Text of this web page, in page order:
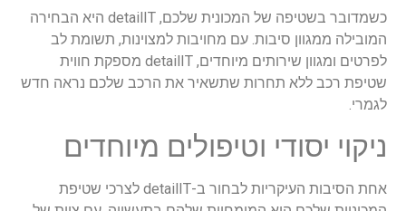
כשמדובר בשטיפה של המכונית שלכם, detailIT היא הבחירה
המובילה ממגוון סיבות. עם מחויבות למצוינות, תשומת לב
לפרטים ומגוון שירותים מיוחדים, detailIT מספקת חווית
שטיפת רכב ללא תחרות שתשאיר את הרכב שלכם נראה חדש
לגמרי.
ניקוי יסודי וטיפולים מיוחדים
אחת הסיבות העיקריות לבחור ב-detailIT לצרכי שטיפת